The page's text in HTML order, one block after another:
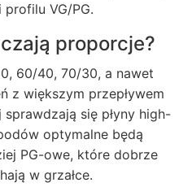
VG/PG.
proporcje?
60/40, 70/30, a nawet
z większym przepływem
się płyny high-
optymalne będą
PG-owe, które dobrze
w grzałce.